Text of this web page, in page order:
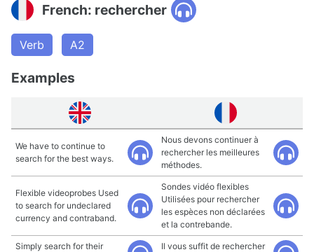
French: rechercher
Verb A2
Examples
We have to continue to
search for the best ways.
Nous devons continuer à
rechercher les meilleures
méthodes.
Flexible videoprobes Used
to search for undeclared
currency and contraband.
Sondes vidéo flexibles
Utilisées pour rechercher
les espèces non déclarées
et la contrebande.
Simply search for their
Il vous suffit de rechercher